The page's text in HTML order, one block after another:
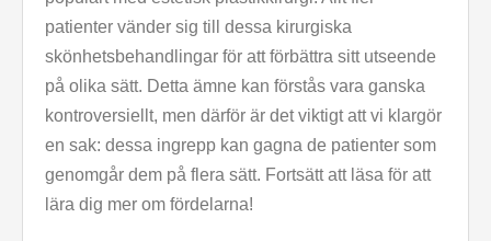
patienter vänder sig till dessa kirurgiska
skönhetsbehandlingar för att förbättra sitt utseende
på olika sätt. Detta ämne kan förstås vara ganska
kontroversiellt, men därför är det viktigt att vi klargör
en sak: dessa ingrepp kan gagna de patienter som
genomgår dem på flera sätt. Fortsätt att läsa för att
lära dig mer om fördelarna!